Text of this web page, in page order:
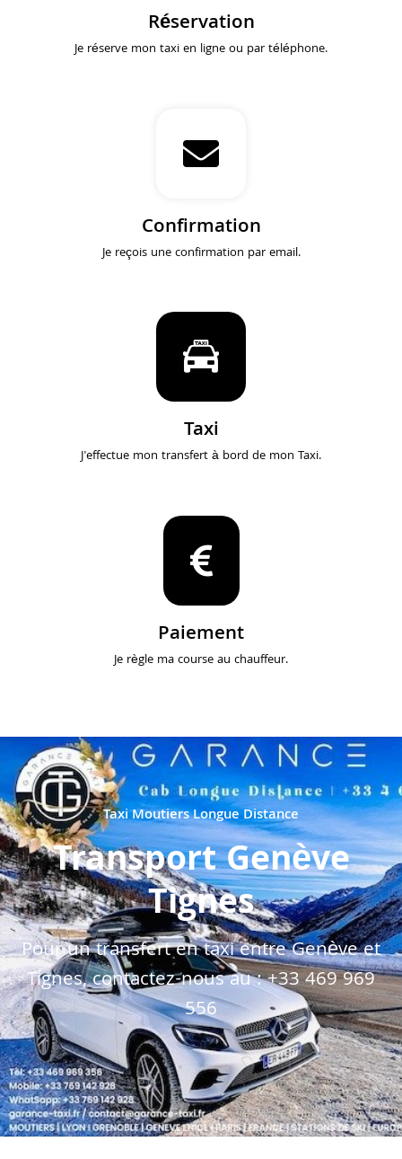
Réservation
Je réserve mon taxi en ligne ou par téléphone.
Confirmation
Je reçois une confirmation par email.
Taxi
J'effectue mon transfert à bord de mon Taxi.
Paiement
Je règle ma course au chauffeur.
Taxi Moutiers Longue Distance
Transport Genève
Tignes
Pour un transfert en taxi entre Genève et
Tignes, contactez-nous au :+33 469 969
556